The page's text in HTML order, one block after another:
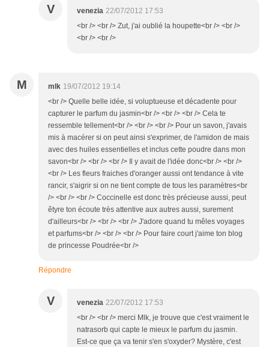
V venezia 22/07/2012 17:53
<br /> <br /> Zut, j'ai oublié la houpette<br /> <br />
<br /> <br />
M mlk 19/07/2012 19:14
<br /> Quelle belle idée, si voluptueuse et décadente pour
capturer le parfum du jasmin<br /> <br /> <br /> Cela te
ressemble tellement<br /> <br /> <br /> Pour un savon, j'avais
mis à macérer si on peut ainsi s'exprimer, de l'amidon de mais
avec des huiles essentielles et inclus cette poudre dans mon
savon<br /> <br /> <br /> Il y avait de l'idée donc<br /> <br />
<br /> Les fleurs fraiches d'oranger aussi ont tendance à vite
rancir, s'aigrir si on ne tient compte de tous les paramètres<br
/> <br /> <br /> Coccinelle est donc très précieuse aussi, peut
êtyre ton écoute très attentive aux autres aussi, surement
d'ailleurs<br /> <br /> <br /> J'adore quand tu mêles voyages
et parfums<br /> <br /> <br /> Pour faire court j'aime ton blog
de princesse Poudrée<br />
Répondre
V venezia 22/07/2012 17:53
<br /> <br /> merci Mlk, je trouve que c'est vraiment le
natrasorb qui capte le mieux le parfum du jasmin.
Est-ce que ça va tenir s'en s'oxyder? Mystère, c'est